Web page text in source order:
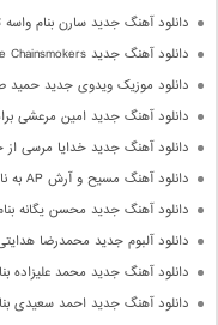
دانلود آهنگ جدید سارن بنام واسه
دانلود آهنگ جدید The Chainsmokers و Emily Warren بنام Side Effects
دانلود موزیک ویدوی جدید
دانلود آهنگ جدید امین مرعشی
دانلود آهنگ جدید خدایا مرسی
دانلود آهنگ مسیح و آرش AP به نام خیلی دلم تنگه
دانلود آهنگ جدید محسن یگانه
دانلود آلبوم جدید محمدرضا
دانلود آهنگ جدید محمد علیزاده
دانلود آهنگ جدید احمد سعیدی